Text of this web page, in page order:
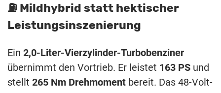
⛽️ Mildhybrid statt hektischer
Leistungsinszenierung
Ein 2,0-Liter-Vierzylinder-Turbobenziner
übernimmt den Vortrieb. Er leistet 163 PS und
stellt 265 Nm Drehmoment bereit. Das 48-Volt-